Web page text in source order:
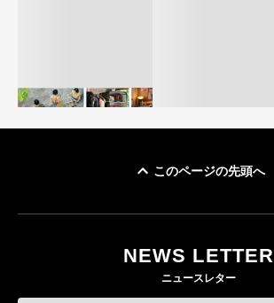
LIFESTYLE
社長 「のんびりした
ら先はない」“前進”す
このページの先頭へ
NEWS LETTER
ニュースレター